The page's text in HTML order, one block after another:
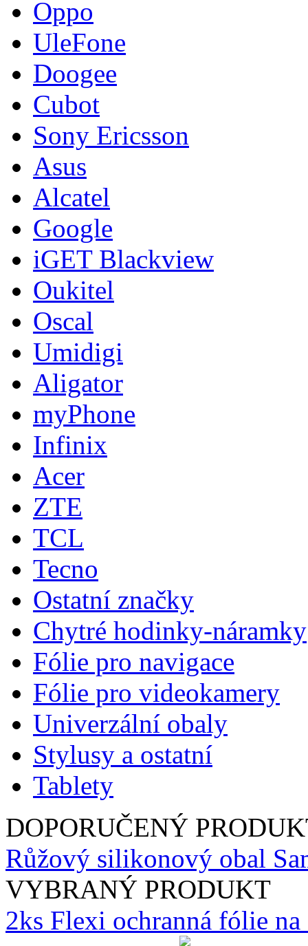
Oppo
UleFone
Doogee
Cubot
Sony Ericsson
Asus
Alcatel
Google
iGET Blackview
Oukitel
Oscal
Umidigi
Aligator
myPhone
Infinix
Acer
ZTE
TCL
Tecno
Ostatní značky
Chytré hodinky-náramky
Fólie pro navigace
Fólie pro videokamery
Univerzální obaly
Stylusy a ostatní
Tablety
DOPORUČENÝ
Růžový silikonový obal
VYBRANÝ PRODUKT
2ks Flexi ochranná fólie